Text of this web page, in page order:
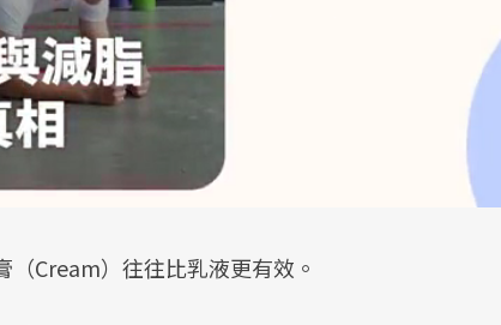
Cream）往往比乳液更有效。